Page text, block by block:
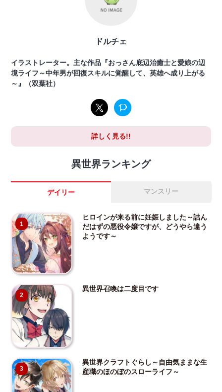
ドルチェ
イラストレーター。主な作品『おっさん底辺治癒士と愛娘の辺
境ライフ～中年男が回復スキルに覚醒して、英雄へ成り上がる
～』（双葉社）
詳しく見る!!
異世界ランキング
デイリー マンスリー
1
ヒロインが来る前に妊娠しました～詰ん
だはずの悪役令嬢ですが、どうやら違う
ようです～
2
異世界召喚は二度目です
3
異世界クラフトぐらし～自由気ままな生
産職のほのぼのスローライフ～